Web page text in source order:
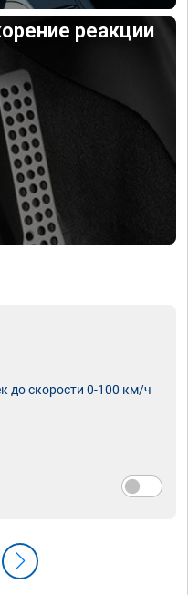
реакции
до скорости 0-100 км/ч